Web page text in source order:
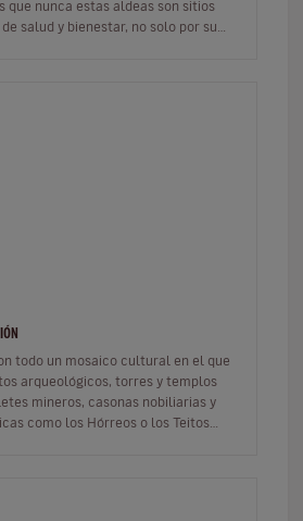
que nunca estas aldeas son sitios
salud y bienestar, no solo por su
todo un mosaico cultural en el que
arqueológicos, torres y templos
mineros, casonas nobiliarias y
como los Hórreos o los Teitos